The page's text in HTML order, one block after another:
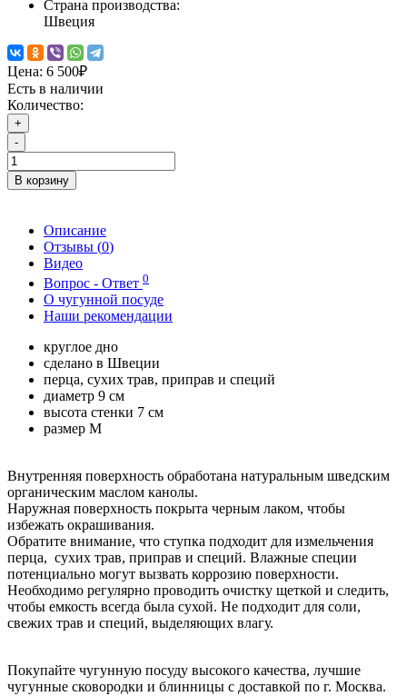
Страна производства:
Швеция
Цена: 6 500₽
Есть в наличии
Количество:
+
-
В корзину
Описание
Отзывы (0)
Видео
Вопрос - Ответ 0
О чугунной посуде
Наши рекомендации
круглое дно
сделано в Швеции
перца, сухих трав, приправ и специй
диаметр 9 см
высота стенки 7 см
размер М
Внутренняя поверхность обработана натуральным шведским
органическим маслом канолы.
Наружная поверхность покрыта черным лаком, чтобы
избежать окрашивания.
Обратите внимание, что ступка подходит для измельчения
перца, сухих трав, приправ и специй. Влажные специи
потенциально могут вызвать коррозию поверхности.
Необходимо регулярно проводить очистку щеткой и следить,
чтобы емкость всегда была сухой. Не подходит для соли,
свежих трав и специй, выделяющих влагу.
Покупайте чугунную посуду высокого качества, лучшие
чугунные сковородки и блинницы с доставкой по г. Москва.